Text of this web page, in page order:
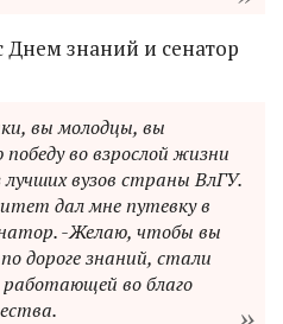
Днем знаний и сенатор
вы молодцы, вы
во взрослой жизни
вузов страны ВлГУ.
дал мне путевку в
-Желаю, чтобы вы
дороге знаний, стали
во благо